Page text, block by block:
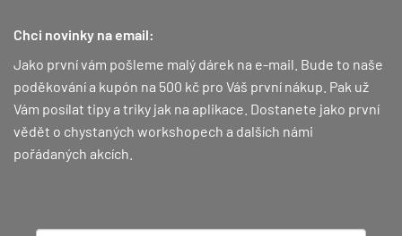
Chci novinky na email:
Jako první vám pošleme malý dárek na e-mail. Bude to naše
poděkování a kupón na 500 kč pro Váš první nákup. Pak už
Vám posílat tipy a triky jak na aplikace. Dostanete jako první
vědět o chystaných workshopech a dalších námi
pořádaných akcích.